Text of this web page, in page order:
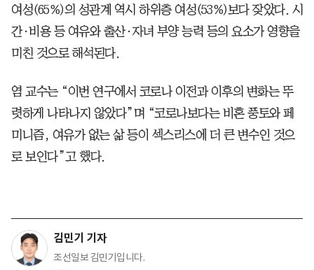
여성(65%)의 성관계 역시 하위층 여성(53%)보다 잦았다. 시
간·비용 등 여유와 출산·자녀 부양 능력 등의 요소가 영향을
미친 것으로 해석된다.
염 교수는 “이번 연구에서 코로나 이전과 이후의 변화는 뚜
렷하게 나타나지 않았다”며 “코로나보다는 비혼 풍토와 페
미니즘, 여유가 없는 삶 등이 섹스리스에 더 큰 변수인 것으
로 보인다”고 했다.
김민기 기자
조선일보 김민기입니다.